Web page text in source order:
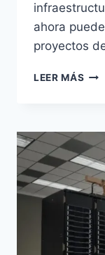
ahora
proyectos
LEER MÁS
DEL
Y
IA
A